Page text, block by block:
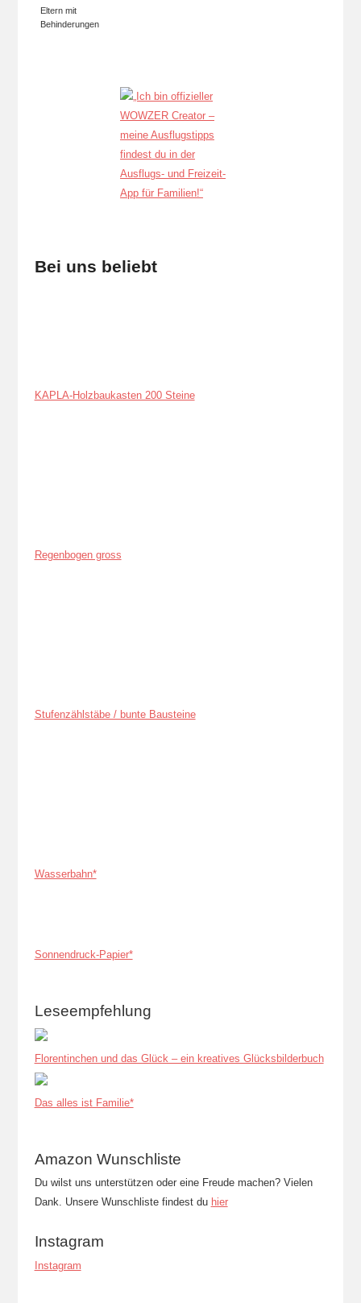
Eltern mit
Behinderungen
Bei uns beliebt
KAPLA-Holzbaukasten 200 Steine
Regenbogen gross
Stufenzählstäbe / bunte Bausteine
Wasserbahn*
Sonnendruck-Papier*
Leseempfehlung
Florentinchen und das Glück – ein kreatives Glücksbilderbuch
Das alles ist Familie*
Amazon Wunschliste
Du wilst uns unterstützen oder eine Freude machen? Vielen
Dank. Unsere Wunschliste findest du hier
Instagram
Instagram